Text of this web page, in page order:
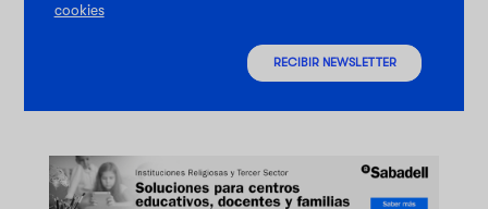
cookies
RECIBIR NEWSLETTER